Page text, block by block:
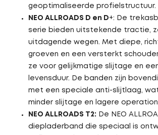
geoptimaliseerde profielstructuur.
NEO ALLROADS D en D+: De
serie bieden uitstekende tractie,
uitdagende wegen. Met diepe,
groeven en een versterkt
ze voor gelijkmatige slijtage en
levensduur. De banden zijn
met een speciale anti-slijtlaag,
minder slijtage en lagere
NEO ALLROADS T2: De NEO
diepladerband die speciaal is